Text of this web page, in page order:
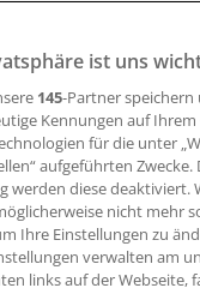
hat
Herzkranken? Das
15:58 Uhr
hat die
ist uns
145-Partner speichern
Kennungen auf
für die unter
aufgeführten
werden diese
nicht mehr
Ihre Einstellungen zu
verwalten am
links auf der Webseite,